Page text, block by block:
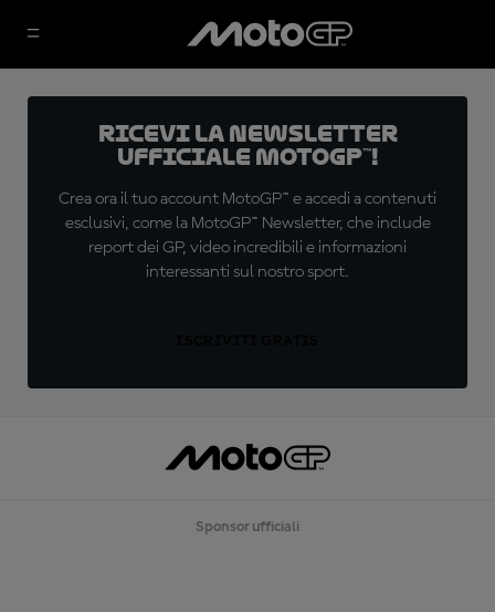
Ricevi la newsletter
ufficiale MotoGP™!
Crea ora il tuo account MotoGP™ e accedi a contenuti
esclusivi, come la MotoGP™ Newsletter, che include
report dei GP, video incredibili e informazioni
interessanti sul nostro sport.
Sponsor ufficiali